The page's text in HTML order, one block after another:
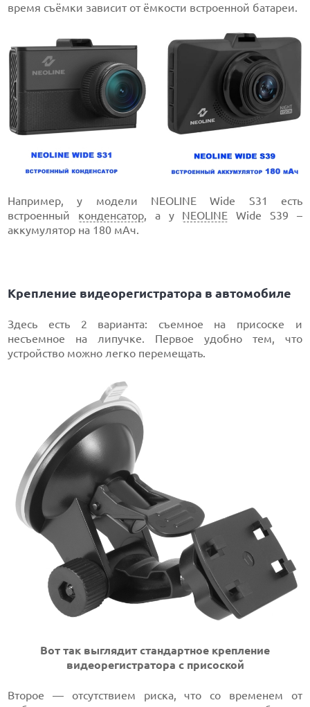
время съёмки зависит от ёмкости встроенной батареи.
Например, у модели NEOLINE Wide S31 есть
встроенный конденсатор, а у NEOLINE Wide S39 –
аккумулятор на 180 мАч.
Крепление видеорегистратора в автомобиле
Здесь есть 2 варианта: съемное на присоске и
несъемное на липучке. Первое удобно тем, что
устройство можно легко перемещать.
Вот так выглядит стандартное крепление
видеорегистратора с присоской
Второе — отсутствием риска, что со временем от